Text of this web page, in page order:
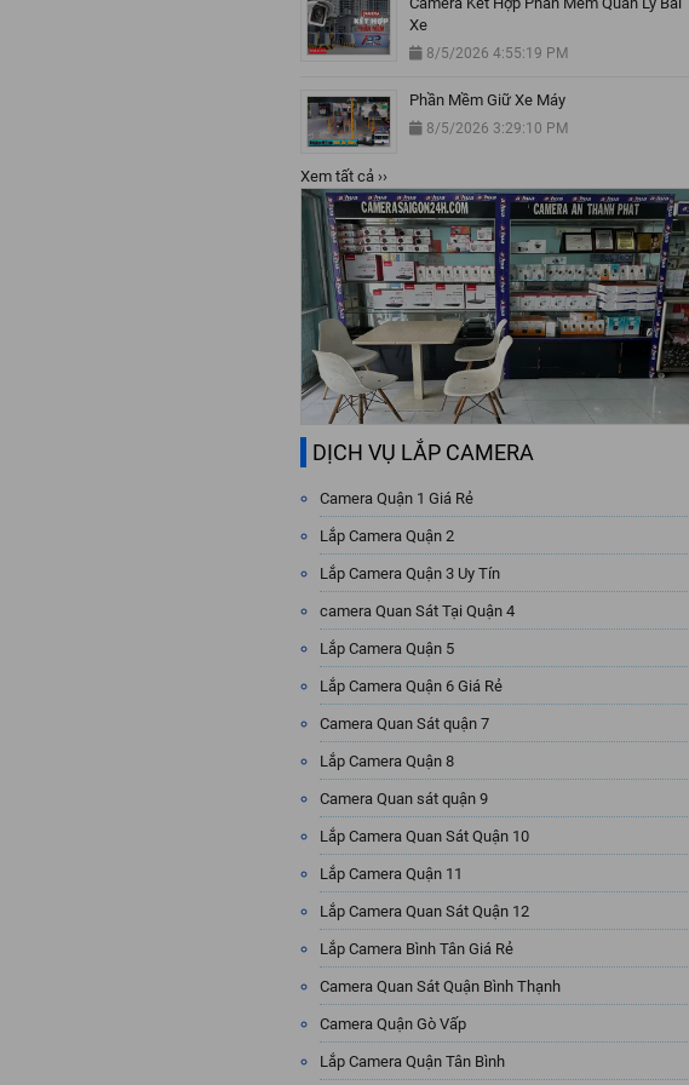
Xe
8/5/2026 4:55:19 PM
Phần Mềm Giữ Xe Máy
8/5/2026 3:29:10 PM
Xem tất cả ››
DỊCH VỤ LẮP CAMERA
Camera Quận 1 Giá Rẻ
Lắp Camera Quận 2
Lắp Camera Quận 3 Uy Tín
camera Quan Sát Tại Quận 4
Lắp Camera Quận 5
Lắp Camera Quận 6 Giá Rẻ
Camera Quan Sát quận 7
Lắp Camera Quận 8
Camera Quan sát quận 9
Lắp Camera Quan Sát Quận 10
Lắp Camera Quận 11
Lắp Camera Quan Sát Quận 12
Lắp Camera Bình Tân Giá Rẻ
Camera Quan Sát Quận Bình Thạnh
Camera Quận Gò Vấp
Lắp Camera Quận Tân Bình